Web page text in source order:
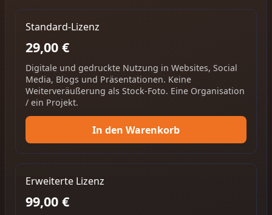
Standard-Lizenz
29,00 €
Digitale und gedruckte Nutzung in Websites, Social
Media, Blogs und Präsentationen. Keine
Weiterveräußerung als Stock-Foto. Eine Organisation
/ ein Projekt.
In den Warenkorb
Erweiterte Lizenz
99,00 €